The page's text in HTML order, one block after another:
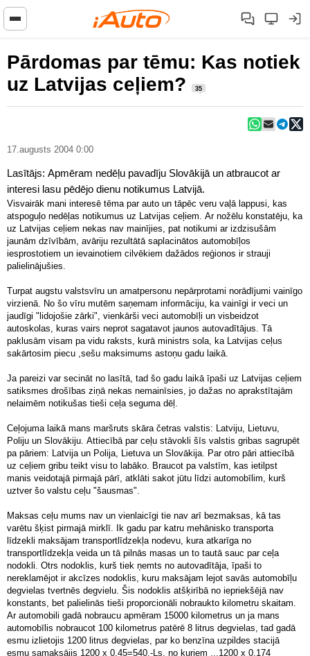
Pārdomas par tēmu: Kas notiek
uz Latvijas ceļiem?
35
17.augusts 2004 0:00
Lasītājs: Apmēram nedēļu pavadīju Slovākijā un atbraucot ar
interesi lasu pēdējo dienu notikumus Latvijā.
Visvairāk mani interesē tēma par auto un tāpēc veru vaļā lappusi, kas
atspoguļo nedēļas notikumus uz Latvijas ceļiem. Ar nožēlu konstatēju, ka
uz Latvijas ceļiem nekas nav mainījies, pat notikumi ar izdzisušām
jaunām dzīvībām, avāriju rezultātā saplacinātos automobīļos
iesprostotiem un ievainotiem cilvēkiem dažādos reģionos ir strauji
palielinājušies.
Turpat augstu valstsvīru un amatpersonu nepārprotami norādījumi vainīgo
virzienā. No šo vīru mutēm saņemam informāciju, ka vainīgi ir veci un
jaudīgi "lidojošie zārki", vienkārši veci automobīļi un visbeidzot
autoskolas, kuras vairs neprot sagatavot jaunos autovadītājus. Tā
paklusām visam pa vidu raksts, kurā ministrs sola, ka Latvijas ceļus
sakārtosim piecu ,sešu maksimums astoņu gadu laikā.
Ja pareizi var secināt no lasītā, tad šo gadu laikā īpaši uz Latvijas ceļiem
satiksmes drošības ziņā nekas nemainīsies, jo dažas no aprakstītajām
nelaimēm notikušas tieši ceļa seguma dēļ.
Ceļojuma laikā mans maršruts skāra četras valstis: Latviju, Lietuvu,
Poliju un Slovākiju. Attiecībā par ceļu stāvokli šīs valstis gribas sagrupēt
pa pāriem: Latvija un Polija, Lietuva un Slovākija. Par otro pāri attiecībā
uz ceļiem gribu teikt visu to labāko. Braucot pa valstīm, kas ietilpst
manis veidotajā pirmajā pārī, atklāti sakot jūtu līdzi automobīlim, kurš
uztver šo valstu ceļu "šausmas".
Maksas ceļu mums nav un vienlaicīgi tie nav arī bezmaksas, kā tas
varētu šķist pirmajā mirklī. Ik gadu par katru mehānisko transporta
līdzekli maksājam transportlīdzekļa nodevu, kura atkarīga no
transportlīdzekļa veida un tā pilnās masas un to tautā sauc par ceļa
nodokli. Otrs nodoklis, kurš tiek ņemts no autovadītāja, īpaši to
nereklamējot ir akcīzes nodoklis, kuru maksājam lejot savās automobīļu
degvielas tvertnēs degvielu. Šis nodoklis atšķirībā no iepriekšējā nav
konstants, bet palielinās tieši proporcionāli nobraukto kilometru skaitam.
Ar automobili gadā nobraucu apmēram 15000 kilometrus un ja mans
automobīlis nobraucot 100 kilometrus patērē 8 litrus degvielas, tad gadā
esmu izlietojis 1200 litrus degvielas, par ko benzīna uzpildes stacijā
esmu samaksājis 1200 x 0,45=540.-Ls, no kuriem ...1200 x 0,174